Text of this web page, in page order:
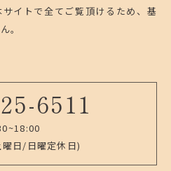
イトで全てご覧頂けるため、基
。
6511
日/日曜定休日)